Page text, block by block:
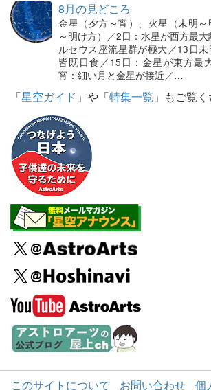
8月の見どころ
金星（夕方～宵）、火星（未明
～明け方）／2日：水星が西方最
ルセウス座流星群が極大／13日
皆既日食／15日：金星が東方最
宵：細い月と金星が接近／…
「星空ガイド 」や「特集一覧 」もご覧
このサイトについて お問い合わせ 個